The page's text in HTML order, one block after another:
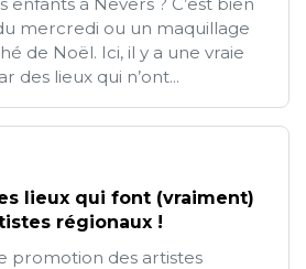
mercredi ou un maquillage
de Noël. Ici, il y a une vraie
des lieux qui n’ont...
lieux qui font (vraiment)
régionaux !
promotion des artistes